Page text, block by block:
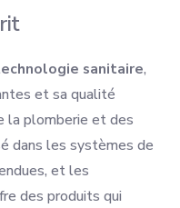
sanitaire,
et sa qualité
la plomberie et des
dans les systèmes de
et les
des produits qui